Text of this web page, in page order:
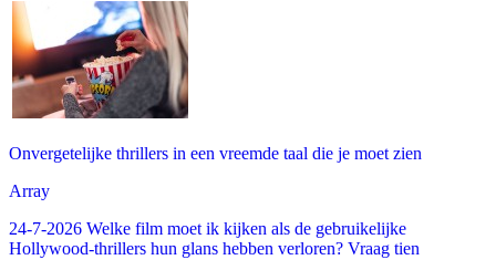
Onvergetelijke thrillers in een vreemde taal die je moet zien
Array
24-7-2026 Welke film moet ik kijken als de gebruikelijke
Hollywood-thrillers hun glans hebben verloren? Vraag tien